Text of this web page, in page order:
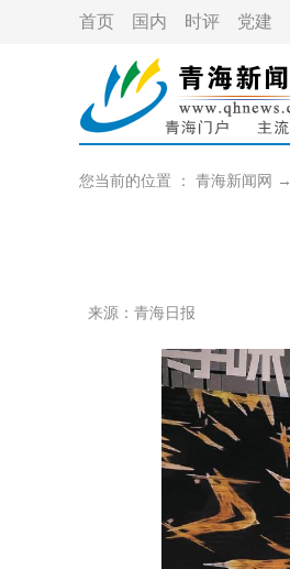
首页 国内 时评 党建
您当前的位置 ： 青海新闻网 →
来源：青海日报